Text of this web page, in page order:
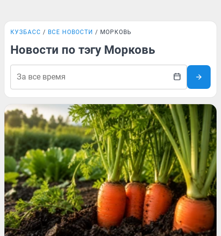
КУЗБАСС ВСЕ НОВОСТИ МОРКОВЬ
Новости по тэгу Морковь